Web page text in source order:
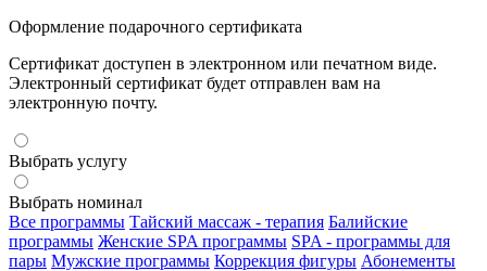
Оформление подарочного сертификата
Сертификат доступен в электронном или печатном виде.
Электронный сертификат будет отправлен вам на
электронную почту.
Выбрать услугу
Выбрать номинал
Все программы Тайский массаж - терапия Балийские
программы Женские SPA программы SPA - программы для
пары Мужские программы Коррекция фигуры Абонементы